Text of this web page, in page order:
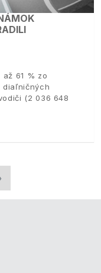
61 % zo
diaľničných
(2 036 648